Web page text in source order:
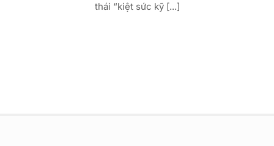
thái “kiệt sức kỹ [...]